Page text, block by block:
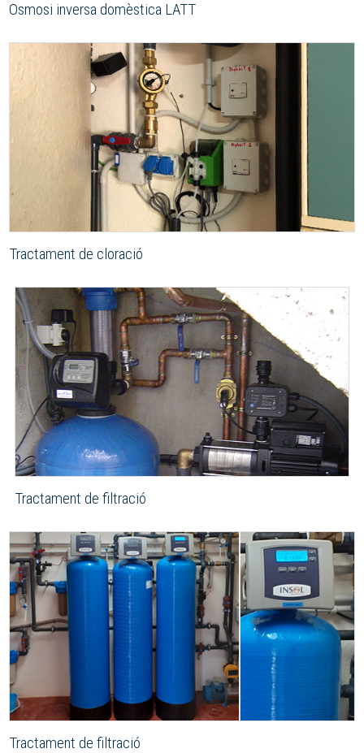
Osmosi inversa domèstica LATT
Tractament de cloració
Tractament de filtració
Tractament de filtració